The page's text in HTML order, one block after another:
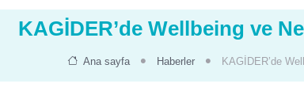
KAGİDER’de Wellbeing ve
Ana sayfa Haberler KAGİDER’de